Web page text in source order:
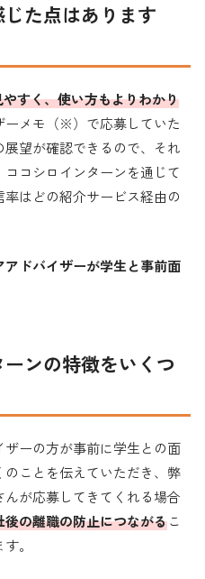
た点はあります
すく、使い方もよりわかり
ーメモ（※）で応募していた
望が確認できるので、それ
コシロインターンを通じて
はどの紹介サービス経由の
ドバイザーが学生と事前面
ンの特徴をいくつ
ーの方が事前に学生との面
ことを伝えていただき、弊
が応募してきてくれる場合
後の離職の防止につながるこ
。